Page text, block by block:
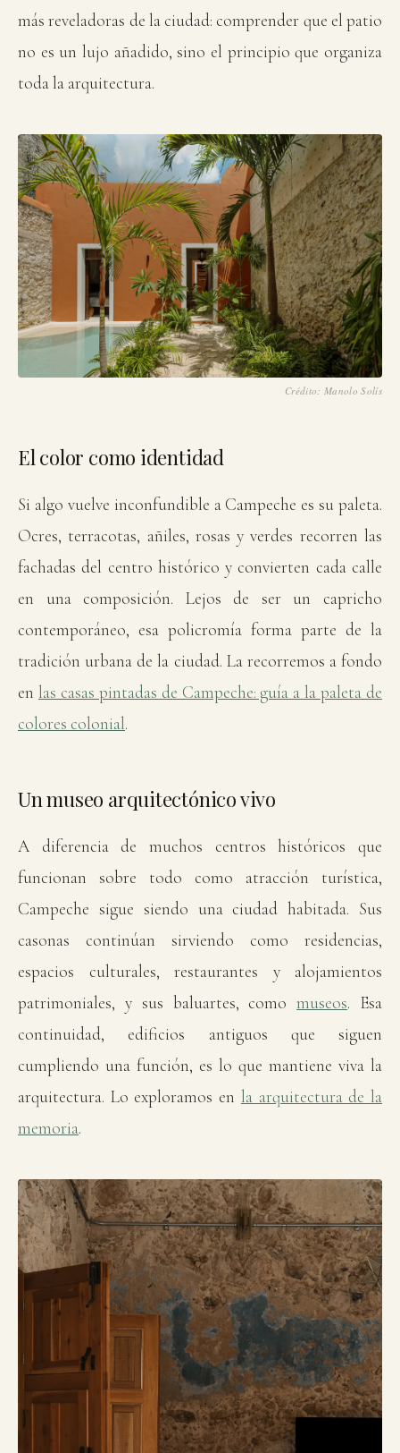
más reveladoras de la ciudad: comprender que el patio
no es un lujo añadido, sino el principio que organiza
toda la arquitectura.
Crédito: Manolo Solís
El color como identidad
Si algo vuelve inconfundible a Campeche es su paleta.
Ocres, terracotas, añiles, rosas y verdes recorren las
fachadas del centro histórico y convierten cada calle
en una composición. Lejos de ser un capricho
contemporáneo, esa policromía forma parte de la
tradición urbana de la ciudad. La recorremos a fondo
en las casas pintadas de Campeche: guía a la paleta de
colores colonial.
Un museo arquitectónico vivo
A diferencia de muchos centros históricos que
funcionan sobre todo como atracción turística,
Campeche sigue siendo una ciudad habitada. Sus
casonas continúan sirviendo como residencias,
espacios culturales, restaurantes y alojamientos
patrimoniales, y sus baluartes, comomuseos. Esa
continuidad, edificios antiguos que siguen
cumpliendo una función, es lo que mantiene viva la
arquitectura. Lo exploramos en la arquitectura de la
memoria.